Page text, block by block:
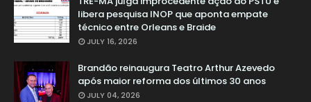
libera pesquisa INOP que aponta empate
técnico entre Orleans e Braide
JULY 16, 2026
Brandão reinaugura Teatro Arthur Azevedo
após maior reforma dos últimos 30 anos
JULY 04, 2026